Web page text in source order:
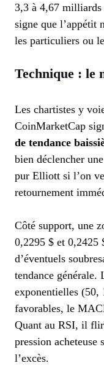
3,3 à 4,67 milliards
signe que l’appétit
les particuliers ou
Technique : le
Les chartistes y
CoinMarketCap
de tendance
bien déclencher
pur Elliott si l’on
retournement
Côté support, une
0,2295 $ et 0,2425
d’éventuels
tendance générale.
exponentielles (50,
favorables, le
Quant au RSI, il
pression acheteuse
l’excès.